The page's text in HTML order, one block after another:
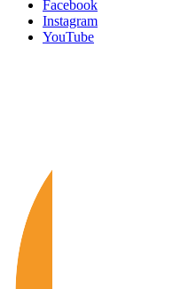
Facebook
Instagram
YouTube